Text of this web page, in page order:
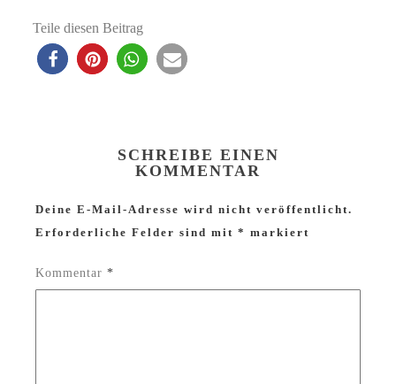
Teile diesen Beitrag
SCHREIBE EINEN
KOMMENTAR
Deine E-Mail-Adresse wird nicht veröffentlicht.
Erforderliche Felder sind mit* markiert
Kommentar*